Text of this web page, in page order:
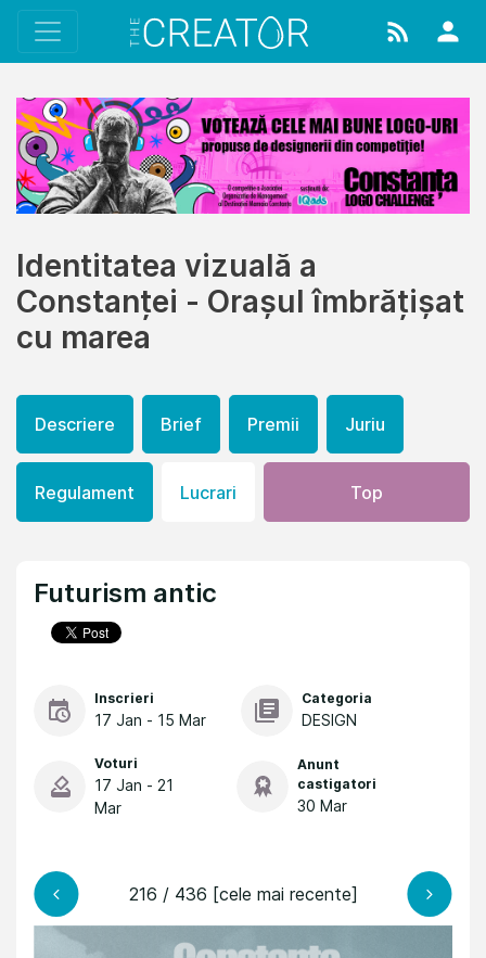
Identitatea vizuală a
Constanței - Orașul îmbrățișat
cu marea
Descriere Brief Premii Juriu
Regulament Lucrari Top
Futurism antic
Inscrieri
17 Jan - 15 Mar
Categoria
DESIGN
Voturi
17 Jan - 21
Mar
Anunt
castigatori
30 Mar
216 / 436 [cele mai recente]